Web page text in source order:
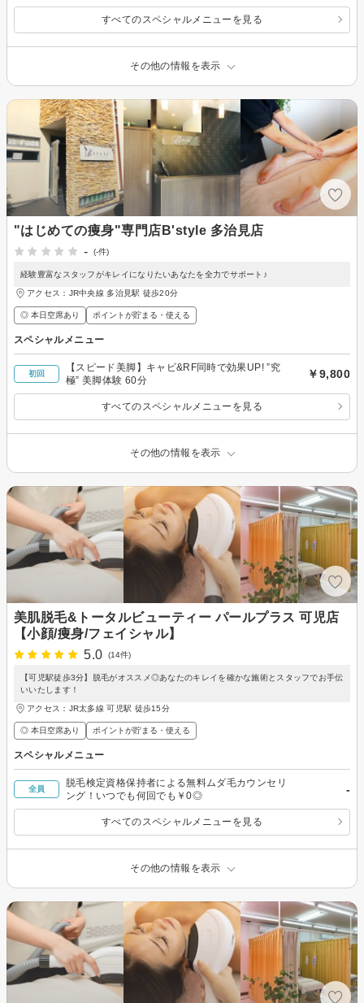
すべてのスペシャルメニューを見る
その他の情報を表示
"はじめての痩身"専門店B'style 多治見店
-
(-件)
経験豊富なスタッフがキレイになりたいあなたを全力でサポート♪
アクセス：JR中央線 多治見駅 徒歩20分
◎ 本日空席あり ポイントが貯まる・使える
スペシャルメニュー
初回
【スピード美脚】キャビ&RF同時で効果UP! ”究
極” 美脚体験 60分
￥9,800
すべてのスペシャルメニューを見る
その他の情報を表示
美肌脱毛&トータルビューティー パールプラス 可児店
【小顔/痩身/フェイシャル】
5.0
(14件)
【可児駅徒歩3分】脱毛がオススメ◎あなたのキレイを確かな施術とスタッフでお手伝
いいたします！
アクセス：JR太多線 可児駅 徒歩15分
◎ 本日空席あり ポイントが貯まる・使える
スペシャルメニュー
全員
脱毛検定資格保持者による無料ムダ毛カウンセリ
ング！いつでも何回でも￥0◎
-
すべてのスペシャルメニューを見る
その他の情報を表示